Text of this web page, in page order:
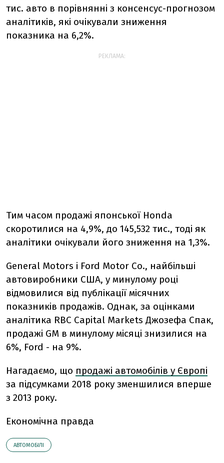
тис. авто в порівнянні з консенсус-прогнозом
аналітиків, які очікували зниження
показника на 6,2%.
РЕКЛАМА:
Тим часом продажі японської Honda
скоротилися на 4,9%, до 145,532 тис., тоді як
аналітики очікували його зниження на 1,3%.
General Motors і Ford Motor Co., найбільші
автовиробники США, у минулому році
відмовилися від публікації місячних
показників продажів. Однак, за оцінками
аналітика RBC Capital Markets Джозефа Спак,
продажі GM в минулому місяці знизилися на
6%, Ford - на 9%.
Нагадаємо, що продажі автомобілів у Європі
за підсумками 2018 року зменшилися вперше
з 2013 року.
Економічна правда
АВТОМОБІЛІ